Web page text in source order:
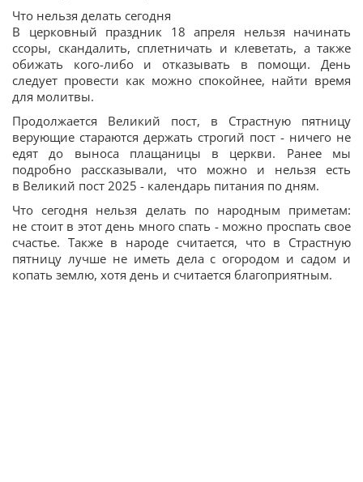
Что нельзя делать сегодня
В церковный праздник 18 апреля нельзя начинать
ссоры, скандалить, сплетничать и клеветать, а также
обижать кого-либо и отказывать в помощи. День
следует провести как можно спокойнее, найти время
для молитвы.
Продолжается Великий пост, в Страстную пятницу
верующие стараются держать строгий пост - ничего не
едят до выноса плащаницы в церкви. Ранее мы
подробно рассказывали, что можно и нельзя есть
в Великий пост 2025 - календарь питания по дням.
Что сегодня нельзя делать по народным приметам:
не стоит в этот день много спать - можно проспать свое
счастье. Также в народе считается, что в Страстную
пятницу лучше не иметь дела с огородом и садом и
копать землю, хотя день и считается благоприятным.